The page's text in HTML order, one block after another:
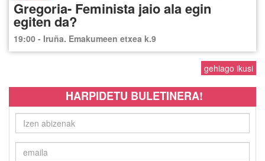
Gregoria- Feminista jaio ala egin
egiten da?
19:00 - Iruña. Emakumeen etxea k.9
gehiago ikusi
HARPIDETU BULETINERA!